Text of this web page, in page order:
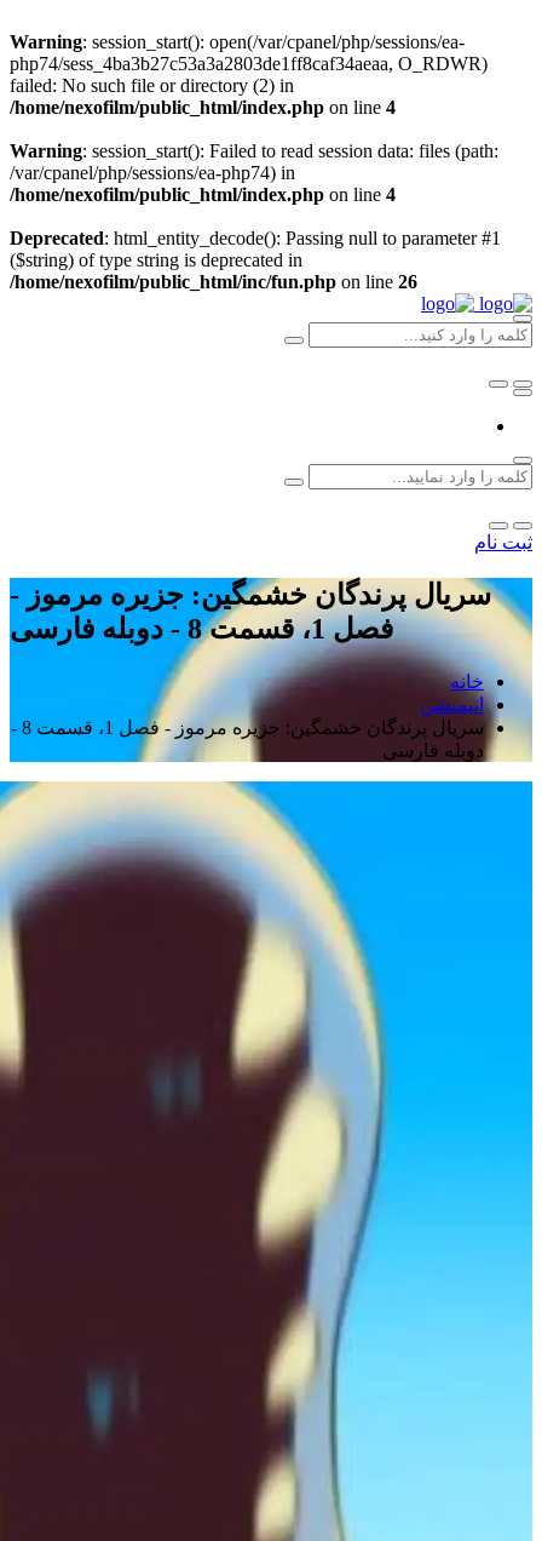
Warning: session_start(): open(/var/cpanel/php/sessions/ea-
php74/sess_4ba3b27c53a3a2803de1ff8caf34aeaa, O_RDWR)
failed: No such file or directory (2) in
/home/nexofilm/public_html/index.php on line 4
Warning: session_start(): Failed to read session data: files (path:
/var/cpanel/php/sessions/ea-php74) in
/home/nexofilm/public_html/index.php on line 4
Deprecated: html_entity_decode(): Passing null to parameter #1
($string) of type string is deprecated in
/home/nexofilm/public_html/inc/fun.php on line 26
ثبت نام
سریال پرندگان خشمگین: جزیره مرموز -
فصل 1، قسمت 8 - دوبله فارسی
خانه
انیمیشن
سریال پرندگان خشمگین: جزیره مرموز - فصل 1، قسمت 8 -
دوبله فارسی